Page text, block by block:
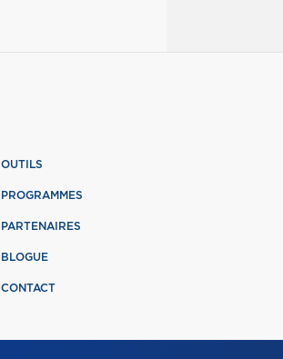
OUTILS
PROGRAMMES
PARTENAIRES
BLOGUE
CONTACT